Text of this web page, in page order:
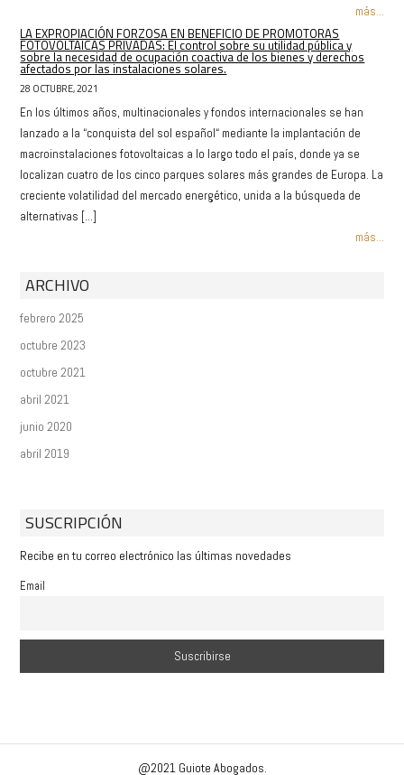
más...
LA EXPROPIACIÓN FORZOSA EN BENEFICIO DE PROMOTORAS
FOTOVOLTAICAS PRIVADAS: El control sobre su utilidad pública y
sobre la necesidad de ocupación coactiva de los bienes y derechos
afectados por las instalaciones solares.
28 OCTUBRE, 2021
En los últimos años, multinacionales y fondos internacionales se han
lanzado a la “conquista del sol español“ mediante la implantación de
macroinstalaciones fotovoltaicas a lo largo todo el país, donde ya se
localizan cuatro de los cinco parques solares más grandes de Europa. La
creciente volatilidad del mercado energético, unida a la búsqueda de
alternativas […]
más...
ARCHIVO
febrero 2025
octubre 2023
octubre 2021
abril 2021
junio 2020
abril 2019
SUSCRIPCIÓN
Recibe en tu correo electrónico las últimas novedades
Email
@2021 Guiote Abogados.